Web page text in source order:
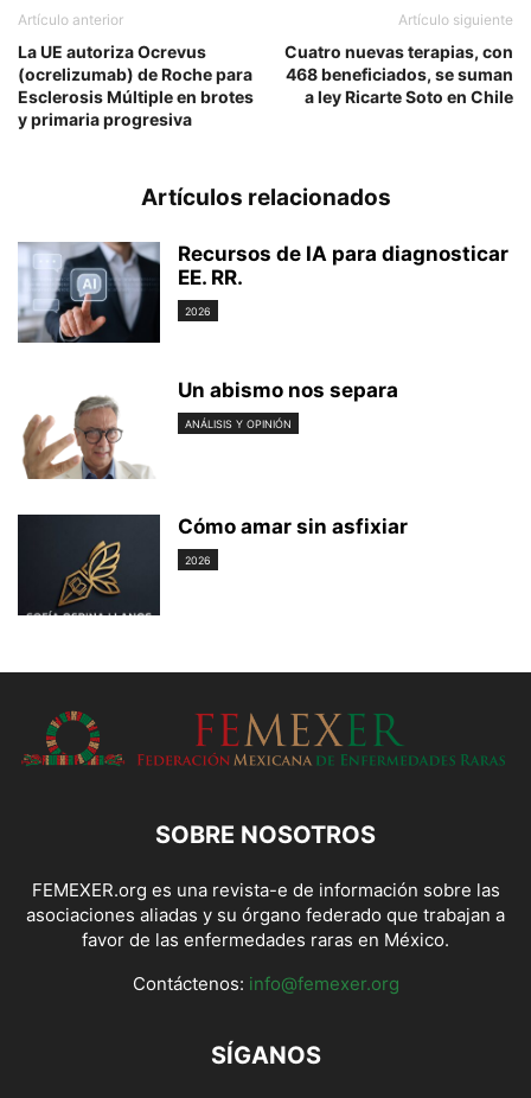
Artículo anterior
La UE autoriza Ocrevus
(ocrelizumab) de Roche para
Esclerosis Múltiple en brotes
y primaria progresiva
Artículo siguiente
Cuatro nuevas terapias, con
468 beneficiados, se suman
a ley Ricarte Soto en Chile
Artículos relacionados
Recursos de IA para diagnosticar
EE. RR.
2026
Un abismo nos separa
ANÁLISIS Y OPINIÓN
Cómo amar sin asfixiar
2026
SOBRE NOSOTROS
FEMEXER.org es una revista-e de información sobre las
asociaciones aliadas y su órgano federado que trabajan a
favor de las enfermedades raras en México.
Contáctenos: info@femexer.org
SÍGANOS